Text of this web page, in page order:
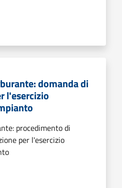
domanda di
l'esercizio
procedimento di
per l'esercizio